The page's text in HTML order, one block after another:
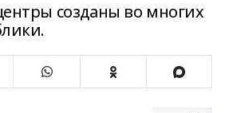
созданы во многих